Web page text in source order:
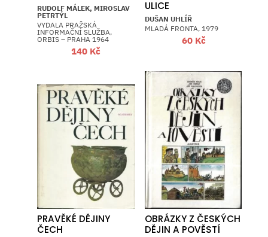
RUDOLF MÁLEK, MIROSLAV
PETRTÝL
VYDALA PRAŽSKÁ
INFORMAČNÍ SLUŽBA,
ORBIS – PRAHA 1964
140 Kč
ULICE
DUŠAN UHLÍŘ
MLADÁ FRONTA, 1979
60 Kč
PRAVĚKÉ DĚJINY
ČECH
OBRÁZKY Z ČESKÝCH
DĚJIN A POVĚSTÍ